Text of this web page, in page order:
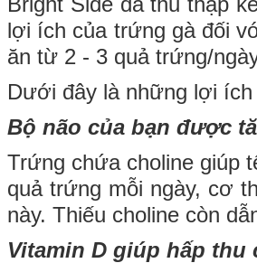
lợi ích của trứng gà đối
ăn từ 2 - 3 quả trứng/
Dưới đây là những lợi
Bộ não của bạn được
Trứng chứa choline giúp
quả trứng mỗi ngày, cơ
này. Thiếu choline còn
Vitamin D giúp hấp thu